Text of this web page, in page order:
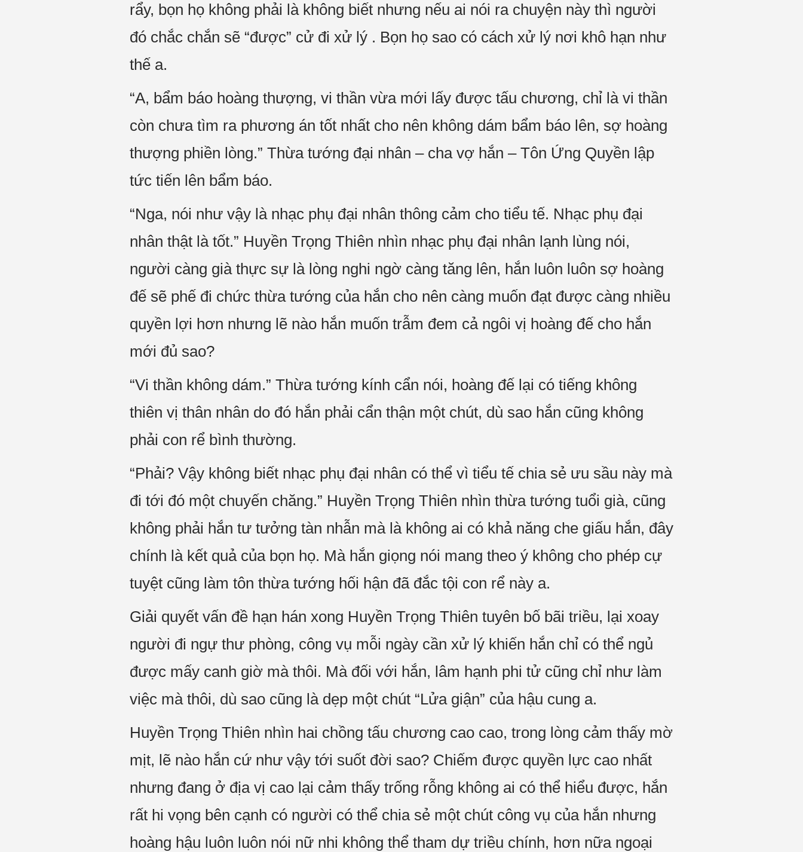
rẩy, bọn họ không phải là không biết nhưng nếu ai nói ra chuyện này thì người
đó chắc chắn sẽ “được” cử đi xử lý . Bọn họ sao có cách xử lý nơi khô hạn như
thế a.
“A, bẩm báo hoàng thượng, vi thần vừa mới lấy được tấu chương, chỉ là vi thần
còn chưa tìm ra phương án tốt nhất cho nên không dám bẩm báo lên, sợ hoàng
thượng phiền lòng.” Thừa tướng đại nhân – cha vợ hắn – Tôn Ứng Quyền lập
tức tiến lên bẩm báo.
“Nga, nói như vậy là nhạc phụ đại nhân thông cảm cho tiểu tế. Nhạc phụ đại
nhân thật là tốt.” Huyền Trọng Thiên nhìn nhạc phụ đại nhân lạnh lùng nói,
người càng già thực sự là lòng nghi ngờ càng tăng lên, hắn luôn luôn sợ hoàng
đế sẽ phế đi chức thừa tướng của hắn cho nên càng muốn đạt được càng nhiều
quyền lợi hơn nhưng lẽ nào hắn muốn trẫm đem cả ngôi vị hoàng đế cho hắn
mới đủ sao?
“Vi thần không dám.” Thừa tướng kính cẩn nói, hoàng đế lại có tiếng không
thiên vị thân nhân do đó hắn phải cẩn thận một chút, dù sao hắn cũng không
phải con rể bình thường.
“Phải? Vậy không biết nhạc phụ đại nhân có thể vì tiểu tế chia sẻ ưu sầu này mà
đi tới đó một chuyến chăng.” Huyền Trọng Thiên nhìn thừa tướng tuổi già, cũng
không phải hắn tư tưởng tàn nhẫn mà là không ai có khả năng che giấu hắn, đây
chính là kết quả của bọn họ. Mà hắn giọng nói mang theo ý không cho phép cự
tuyệt cũng làm tôn thừa tướng hối hận đã đắc tội con rể này a.
Giải quyết vấn đề hạn hán xong Huyền Trọng Thiên tuyên bố bãi triều, lại xoay
người đi ngự thư phòng, công vụ mỗi ngày cần xử lý khiến hắn chỉ có thể ngủ
được mấy canh giờ mà thôi. Mà đối với hắn, lâm hạnh phi tử cũng chỉ như làm
việc mà thôi, dù sao cũng là dẹp một chút “Lửa giận” của hậu cung a.
Huyền Trọng Thiên nhìn hai chồng tấu chương cao cao, trong lòng cảm thấy mờ
mịt, lẽ nào hắn cứ như vậy tới suốt đời sao? Chiếm được quyền lực cao nhất
nhưng đang ở địa vị cao lại cảm thấy trống rỗng không ai có thể hiểu được, hắn
rất hi vọng bên cạnh có người có thể chia sẻ một chút công vụ của hắn nhưng
hoàng hậu luôn luôn nói nữ nhi không thể tham dự triều chính, hơn nữa ngoại